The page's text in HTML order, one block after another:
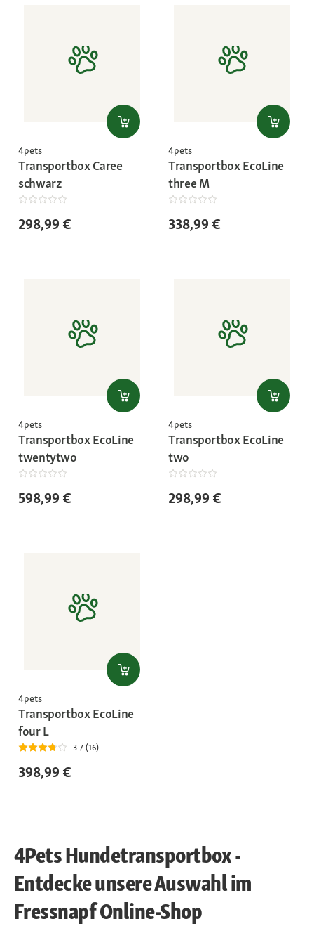
4pets
Transportbox Caree
schwarz
298,99 €
4pets
Transportbox EcoLine
three M
338,99 €
4pets
Transportbox EcoLine
twentytwo
598,99 €
4pets
Transportbox EcoLine
two
298,99 €
4pets
Transportbox EcoLine
four L
3.7 (16)
398,99 €
4Pets Hundetransportbox -
Entdecke unsere Auswahl im
Fressnapf Online-Shop